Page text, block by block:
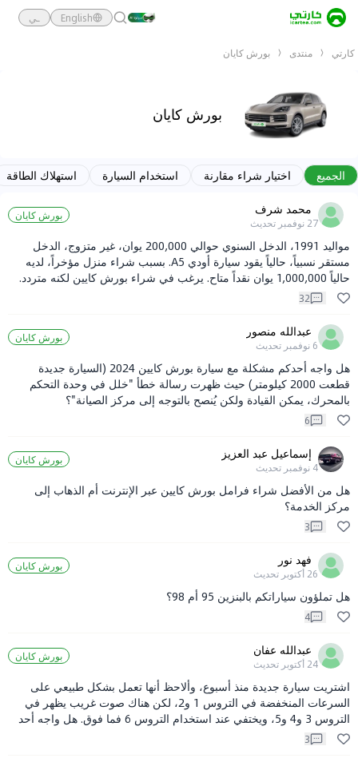
English ـي
كارتي منتدى بورش كايان
بورش كايان
الجميع اختيار شراء مقارنة استخدام السيارة
استهلاك الطاقة
محمد شرف
27 نوفمبر تحديث
بورش كايان
مواليد 1991، الدخل السنوي حوالي 200,000 يوان، غير متزوج، الدخل
مستقر نسبياً، حالياً يقود سيارة أودي A5. بسبب شراء منزل مؤخراً، لديه
حالياً 1,000,000 يوان نقداً متاح. يرغب في شراء بورش كايين لكنه متردد.
32
عبدالله منصور
6 نوفمبر تحديث
بورش كايان
هل واجه أحدكم مشكلة مع سيارة بورش كايين 2024 (السيارة جديدة
قطعت 2000 كيلومتر) حيث ظهرت رسالة خطأ "خلل في وحدة التحكم
بالمحرك، يمكن القيادة ولكن يُنصح بالتوجه إلى مركز الصيانة"؟
6
إسماعيل عبد العزيز
4 نوفمبر تحديث
بورش كايان
هل من الأفضل شراء فرامل بورش كايين عبر الإنترنت أم الذهاب إلى
مركز الخدمة؟
3
فهد نور
26 أكتوبر تحديث
بورش كايان
هل تملؤون سياراتكم بالبنزين 95 أم 98؟
4
عبدالله عفان
24 أكتوبر تحديث
بورش كايان
اشتريت سيارة جديدة منذ أسبوع، وألاحظ أنها تعمل بشكل طبيعي على
السرعات المنخفضة في التروس 1 و2، لكن هناك صوت غريب يظهر في
التروس 3 و4 و5، ويختفي عند استخدام التروس 6 فما فوق. هل واجه أحد
مشكلة مشابهة؟ ذهبت إلى وكالة السيارات لفحصها، لكنهم طلبوا مني أن
أستمر في القيادة لفترة قبل إعادة الفحص. أشعر بالإحباط حقًا.
3